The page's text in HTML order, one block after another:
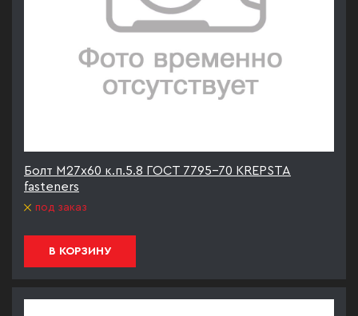
Болт М27х60 к.п.5.8 ГОСТ 7795-70 KREPSTA
fasteners
под заказ
В КОРЗИНУ